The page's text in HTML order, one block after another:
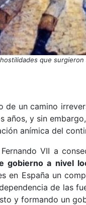
que
de un camino
y sin
anímica del
VII a
gobierno a nivel
en España un
de las
y formando un